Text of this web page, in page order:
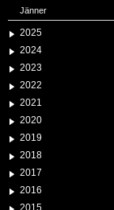
Jänner
2025
2024
2023
2022
2021
2020
2019
2018
2017
2016
2015